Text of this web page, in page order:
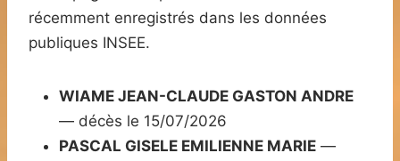
récemment enregistrés dans les données
publiques INSEE.
WIAME JEAN-CLAUDE GASTON ANDRE
— décès le 15/07/2026
PASCAL GISELE EMILIENNE MARIE —